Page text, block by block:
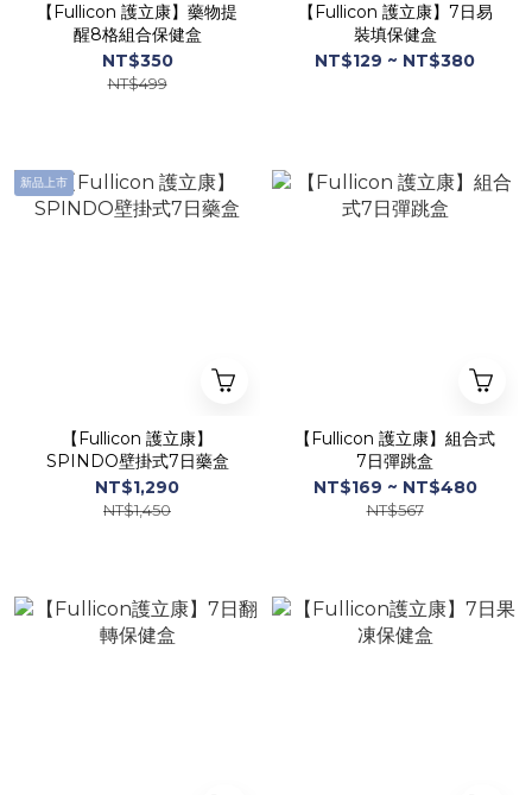
【Fullicon 護立康】藥物提
醒8格組合保健盒
NT$350
NT$499
【Fullicon 護立康】7日易
裝填保健盒
NT$129 ~ NT$380
新品上市
【Fullicon 護立康】
SPINDO壁掛式7日藥盒
NT$1,290
NT$1,450
【Fullicon 護立康】組合式
7日彈跳盒
NT$169 ~ NT$480
NT$567